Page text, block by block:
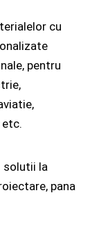
cu
pentru
solutii la
pana